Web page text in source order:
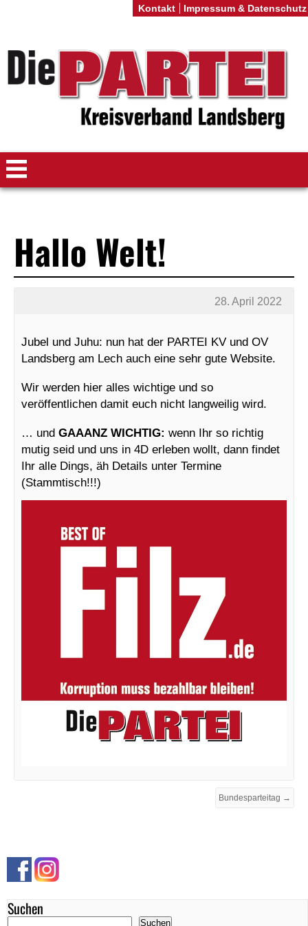
Suchen
Suchen
Hallo Welt!
28. April 2022
Jubel und Juhu: nun hat der PARTEI KV und OV
Landsberg am Lech auch eine sehr gute Website.
Wir werden hier alles wichtige und so
veröffentlichen damit euch nicht langweilig wird.
… und GAAANZ WICHTIG: wenn Ihr so richtig
mutig seid und uns in 4D erleben wollt, dann findet
Ihr alle Dings, äh Details unter Termine
(Stammtisch!!!)
Bundesparteitag →
Kontakt Impressum & Datenschutz